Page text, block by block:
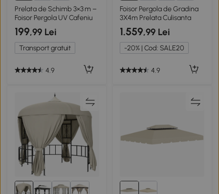
Prelata de Schimb 3×3 m –
Foisor Pergola UV Cafeniu
199,99 Lei
Transport gratuit
4.9
5+
Foisor Pergola de Gradina
3X4m Prelata Culisanta
1.559,99 Lei
-20% | Cod: SALE20
4.9